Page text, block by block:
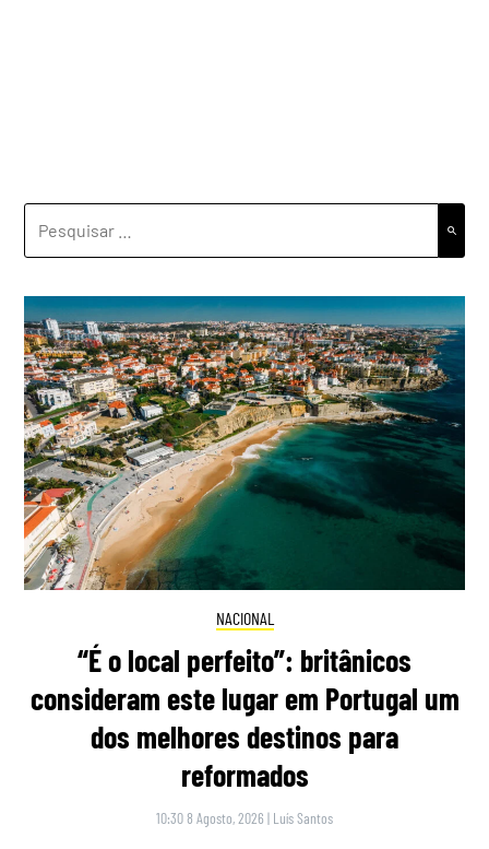
POR:
NACIONAL
“É o local perfeito”: britânicos
consideram este lugar em Portugal um
dos melhores destinos para
reformados
10:30 8 Agosto, 2026 | Luís Santos